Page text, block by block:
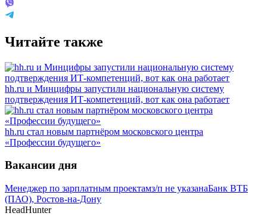
Читайте также
hh.ru и Минцифры запустили национальную систему
подтверждения ИТ-компетенций, вот как она работает
hh.ru стал новым партнёром московского центра
«Профессии будущего»
Вакансии дня
Менеджер по зарплатным проектамз/п не указанаБанк ВТБ
(ПАО), Ростов-на-Дону
HeadHunter